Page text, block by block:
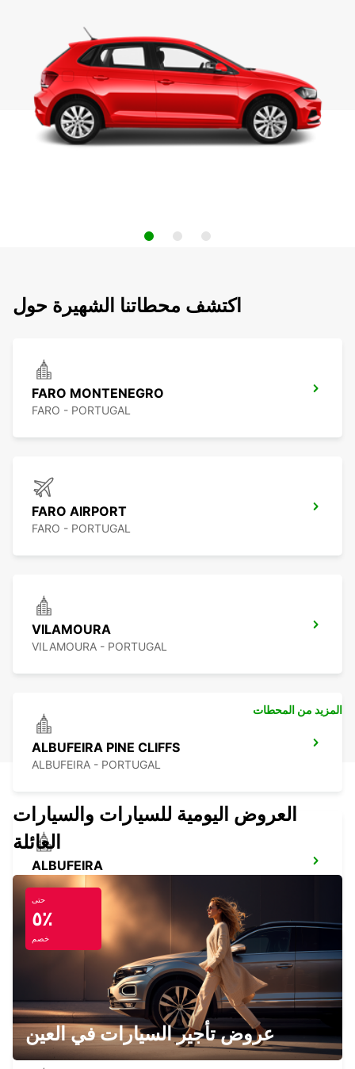
اكتشف محطاتنا الشهيرة حول
FARO MONTENEGRO
FARO - PORTUGAL
FARO AIRPORT
FARO - PORTUGAL
VILAMOURA
VILAMOURA - PORTUGAL
ALBUFEIRA PINE CLIFFS
ALBUFEIRA - PORTUGAL
ALBUFEIRA
ALBUFEIRA - PORTUGAL
ARMACAO DE PERA
PORCHES-LAGOA - PORTUGAL
المزيد من المحطات
العروض اليومية للسيارات والسيارات
العائلة
حتى
٥٪
خصم
عروض تأجير السيارات في العين